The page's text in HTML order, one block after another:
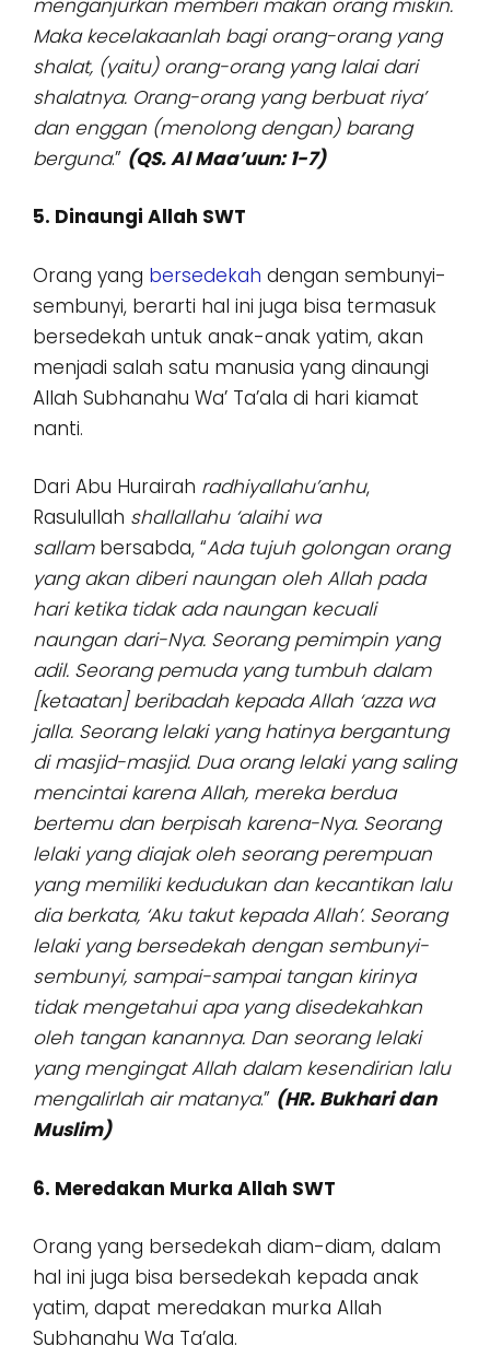
Maka kecelakaanlah bagi orang-orang yang
shalat, (yaitu) orang-orang yang lalai dari
shalatnya. Orang-orang yang berbuat riya’
dan enggan (menolong dengan) barang
berguna.” (QS. Al Maa’uun: 1-7)
5. Dinaungi Allah SWT
Orang yang bersedekah dengan sembunyi-
sembunyi, berarti hal ini juga bisa termasuk
bersedekah untuk anak-anak yatim, akan
menjadi salah satu manusia yang dinaungi
Allah Subhanahu Wa’ Ta’ala di hari kiamat
nanti.
Dari Abu Hurairah radhiyallahu’anhu,
Rasulullah shallallahu ‘alaihi wa
sallambersabda, “Ada tujuh golongan orang
yang akan diberi naungan oleh Allah pada
hari ketika tidak ada naungan kecuali
naungan dari-Nya. Seorang pemimpin yang
adil. Seorang pemuda yang tumbuh dalam
[ketaatan] beribadah kepada Allah ‘azza wa
jalla. Seorang lelaki yang hatinya bergantung
di masjid-masjid. Dua orang lelaki yang saling
mencintai karena Allah, mereka berdua
bertemu dan berpisah karena-Nya. Seorang
lelaki yang diajak oleh seorang perempuan
yang memiliki kedudukan dan kecantikan lalu
dia berkata, ‘Aku takut kepada Allah’. Seorang
lelaki yang bersedekah dengan sembunyi-
sembunyi, sampai-sampai tangan kirinya
tidak mengetahui apa yang disedekahkan
oleh tangan kanannya. Dan seorang lelaki
yang mengingat Allah dalam kesendirian lalu
mengalirlah air matanya.” (HR. Bukhari dan
Muslim)
6. Meredakan Murka Allah SWT
Orang yang bersedekah diam-diam, dalam
hal ini juga bisa bersedekah kepada anak
yatim, dapat meredakan murka Allah
Subhanahu Wa Ta’ala.